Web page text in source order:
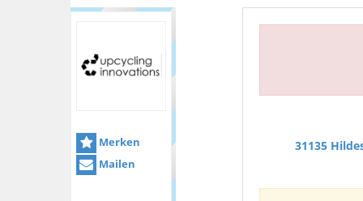
Merken
Mailen
31135